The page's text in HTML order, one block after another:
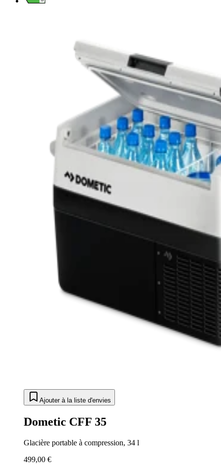
Ajouter à la liste d'envies
Dometic CFF 35
Glacière portable à compression, 34 l
499,00 €